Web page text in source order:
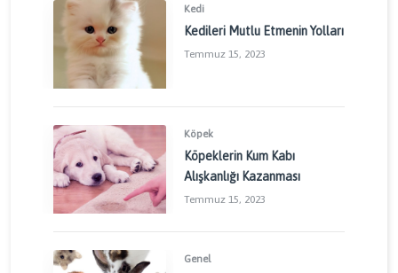
Kedi
Kedileri Mutlu Etmenin Yolları
Temmuz 15, 2023
Köpek
Köpeklerin Kum Kabı
Alışkanlığı Kazanması
Temmuz 15, 2023
Genel